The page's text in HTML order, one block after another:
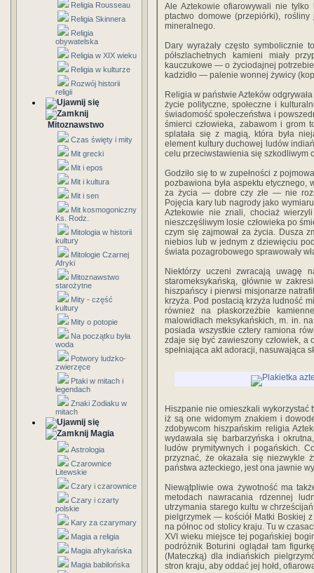
Religia Rousseau
Religia Skinnera
Religia
obywatelska
Religia w XIX wieku
Religia w kulturze
Rozwój historii
religii
Mitoznawstwo
Czas święty i mity
Mit grecki
Mit i epos
Mit i kultura
Mit i sen
Mit kosmogoniczny
Ks. Rodz.
Mitologia w historii
kultury
Mitologie Czarnej
Afryki
Mitoznawstwo
starożytne
Mity - część
kultury
Mity o potopie
Na początku była
woda
Potwory ludzko-
zwierzęce
Ptaki w mitach i
legendach
Znaki Zodiaku w
mitach
Magia
Astrologia
Czarownice
Litewskie
Czary i czarownice
Czary i czarty
polskie
Kary za czarymary
Magia a religia
Magia afrykańska
Magia babilońska
Ale Aztekowie ofiarowywali nie tylko
ptactwo domowe (przepiórki),
mineralnego.
Dary wyrażały często symbolicznie
półszlachetnych kamieni miały
kauczukowe — o życiodajnej potrzebie
kadzidło — palenie wonnej żywicy
Religia w państwie Azteków
życie polityczne, społeczne i
świadomość społeczeństwa i
śmierci człowieka, zabawom i grom
splatała się z magią, która była
element kultury duchowej ludów
celu przeciwstawienia się szkodliwym
Godziło się to w zupełności z
pozbawiona była aspektu etycznego,
za życia — dobre czy złe — nie
Pojęcia kary lub nagrody jako
Aztekowie nie znali, chociaż
nieszczęśliwym losie człowieka po
czym się zajmował za życia. Dusza
niebios lub w jednym z dziewięciu
świata pozagrobowego sprawowały
Niektórzy uczeni zwracają uwagę
staromeksykańską, głównie w
hiszpańscy i pierwsi misjonarze
krzyża. Pod postacią krzyża ludność
również na płaskorzeźbie
malowidłach meksykańskich, m. in.
posiada wszystkie cztery ramiona
zdaje się być zawieszony człowiek,
spełniająca akt adoracji, nasuwająca
Hiszpanie nie omieszkali
iż są one widomym znakiem i
zdobywcom hiszpańskim religia
wydawała się barbarzyńska i
ludów prymitywnych i pogańskich.
przyznać, że okazała się niezwykle
państwa azteckiego, jest ona jawnie
Niewątpliwie owa żywotność ma
metodach nawracania rdzennej
utrzymania starego kultu w
pielgrzymek — kościół Matki Boskiej
na północ od stolicy kraju. Tu w
XVI wieku miejsce tej pogańskiej
podróżnik Boturini oglądał tam
(Mateczką) dla indiańskich
stron kraju, aby oddać jej hołd,